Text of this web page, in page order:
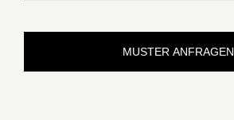
MUSTER ANFRAGEN